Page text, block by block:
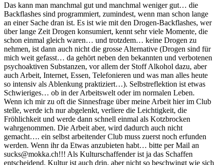
Das kann man manchmal gut und manchmal weniger gut… die
Backflashes sind programmiert, zumindest, wenn man schon lange
an einer Sache dran ist. Es ist wie mit den Drogen-Backflashes, wer
über lange Zeit Drogen konsumiert, kennt sehr viele Momente, die
schon einmal gleich waren… und trotzdem… keine Drogen zu
nehmen, ist dann auch nicht die grosse Alternative (Drogen sind für
mich weit gefasst… da gehört neben den bekannten und verbotenen
psychoaktiven Substanzen, vor allem der Stoff Alkohol dazu, aber
auch Arbeit, Internet, Essen, Telefonieren und was man alles heute
so intensiv als Ablenkung praktiziert…). Selbstreflektion ist etwas
Schwieriges… ob in der Arbeitswelt oder im normalen Leben.
Wenn ich mir zu oft die Sinnesfrage über meine Arbeit hier im Club
stelle, werde ich nur abgelenkt, verliere die Leichtigkeit, die
Fröhlichkeit und werde dann schnell einmal als Kotzbrocken
wahrgenommen. Die Arbeit aber, wird dadurch auch nicht
gemacht…. ein selbst arbeitender Club muss zuerst noch erfunden
werden. Wenn ihr da Etwas anzubieten habt… bitte per Mail an
sucks@mokka.ch!!! Als Kulturschaffender ist ja das Schaffen
entscheidend, Kultur ist auch drin, aber nicht so beschwingt wie sich